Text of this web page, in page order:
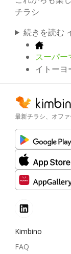
チラシ
続きを読む
スーパー
イトーヨ
最新チラシ、オフ
Kimbino
FAQ